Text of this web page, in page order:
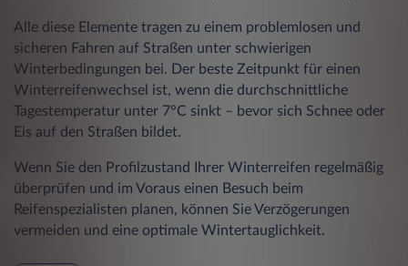
Alle diese Elemente tragen zu einem problemlosen und
sicheren Fahren auf Straßen unter schwierigen
Winterbedingungen bei. Der beste Zeitpunkt für einen
Winterreifenwechsel ist, wenn die durchschnittliche
Tagestemperatur unter 7°C sinkt – bevor sich Schnee oder
Eis auf den Straßen bildet.
Wenn Sie den Profilzustand Ihrer Winterreifen regelmäßig
überprüfen und im Voraus einen Besuch beim
Reifenspezialisten planen, können Sie Verzögerungen
vermeiden und eine optimale Wintertauglichkeit.